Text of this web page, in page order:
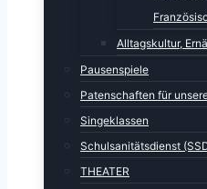
Alltagskultur,
Pausenspiele
Patenschaften für
Singeklassen
Schulsanitätsdienst
THEATER